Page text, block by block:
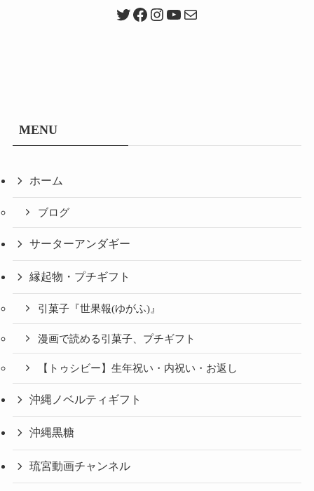
Twitter
Facebook
Instagram
YouTube
メール
MENU
ホーム
ブログ
サーターアンダギー
縁起物・プチギフト
引菓子『世果報(ゆがふ)』
漫画で読める引菓子、プチギフト
【トゥシビー】生年祝い・内祝い・お返し
沖縄ノベルティギフト
沖縄黒糖
琉宮動画チャンネル